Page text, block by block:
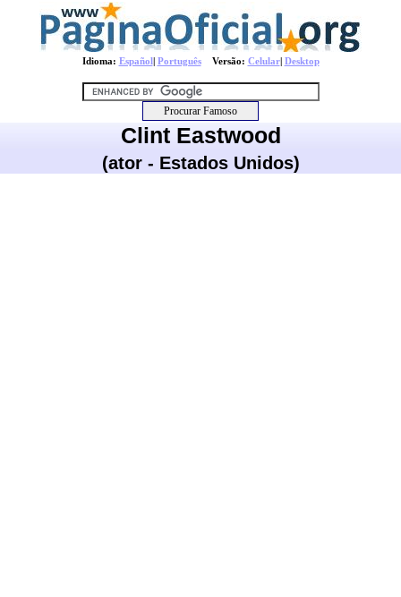
Idioma: Español| PortuguêsVersão: Celular| Desktop
Clint Eastwood
(ator - Estados Unidos)